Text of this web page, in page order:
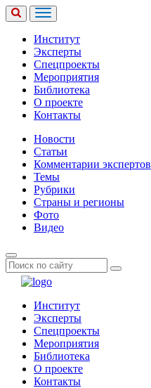
Институт
Эксперты
Спецпроекты
Мероприятия
Библиотека
О проекте
Контакты
Новости
Статьи
Комментарии экспертов
Темы
Рубрики
Страны и регионы
Фото
Видео
Институт
Эксперты
Спецпроекты
Мероприятия
Библиотека
О проекте
Контакты